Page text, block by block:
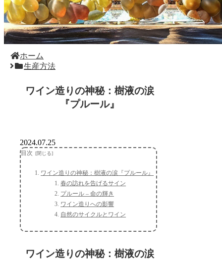
ホーム
生産方法
ワイン造りの神秘：樹液の涙
『プルール』
2024.07.25
目次
ワイン造りの神秘：樹液の涙『プルール』
春の訪れを告げるサイン
プルール – 命の輝き
ワイン造りへの影響
自然のサイクルとワイン
ワイン造りの神秘：樹液の涙